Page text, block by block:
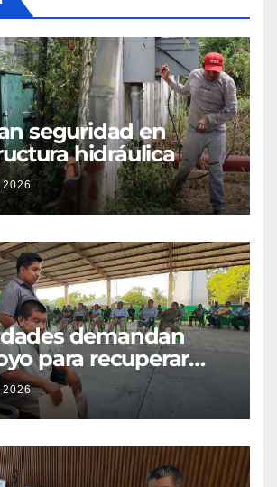
seguridad en
hidráulica
2026
demandan
para recuperar
2026